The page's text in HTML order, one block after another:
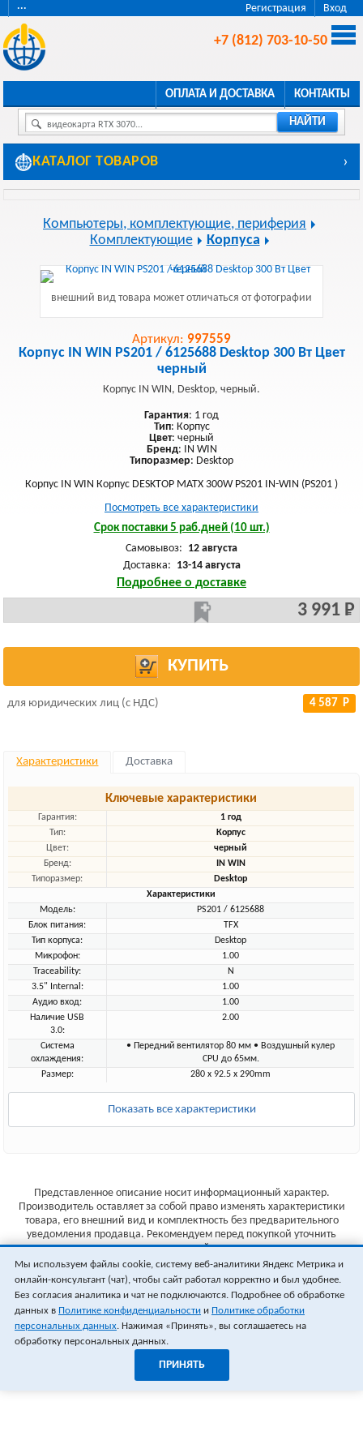
Регистрация Вход
···
+7 (812) 703-10-50
ОПЛАТА И ДОСТАВКА КОНТАКТЫ
видеокарта RTX 3070... НАЙТИ
КАТАЛОГ ТОВАРОВ ›
Компьютеры, комплектующие, периферия
Комплектующие
Корпуса
внешний вид товара может отличаться от фотографии
Артикул: 997559
Корпус IN WIN PS201 / 6125688 Desktop 300 Вт Цвет
черный
Корпус IN WIN, Desktop, черный.
Гарантия: 1 год
Тип: Корпус
Цвет: черный
Бренд: IN WIN
Типоразмер: Desktop
Корпус IN WIN Корпус DESKTOP MATX 300W PS201 IN-WIN (PS201 )
Посмотреть все характеристики
Срок поставки 5 раб.дней (10 шт.)
Самовывоз: 12 августа
Доставка: 13-14 августа
Подробнее о доставке
3 991 Р
КУПИТЬ
для юридических лиц (с НДС) 4 587 Р
Характеристики Доставка
Ключевые характеристики
Гарантия:
1 год
Тип:
Корпус
Цвет:
черный
Бренд:
IN WIN
Типоразмер:
Desktop
Характеристики
Модель:
PS201 / 6125688
Блок питания:
TFX
Тип корпуса:
Desktop
Микрофон:
1.00
Traceability:
N
3.5" Internal:
1.00
Аудио вход:
1.00
Наличие USB
3.0:
2.00
Система
охлаждения:
• Передний вентилятор 80 мм • Воздушный кулер
CPU до 65мм.
Размер:
280 x 92.5 x 290mm
Показать все характеристики
Представленное описание носит информационный характер.
Производитель оставляет за собой право изменять характеристики
товара, его внешний вид и комплектность без предварительного
уведомления продавца. Рекомендуем перед покупкой уточнить
характеристики товара на сайте производителя.
Указанные цены не являются публичной офертой (ст.435 ГК РФ).
Стоимость и наличие товара уточняйте у менеджера.
Мы используем файлы cookie, систему веб-аналитики Яндекс Метрика и
онлайн-консультант (чат), чтобы сайт работал корректно и был удобнее.
Без согласия аналитика и чат не подключаются. Подробнее об обработке
данных в Политике конфиденциальности и Политике обработки
персональных данных. Нажимая «Принять», вы соглашаетесь на
обработку персональных данных.
ПРИНЯТЬ